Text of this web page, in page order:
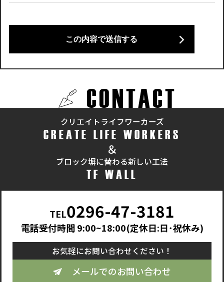
CONTACT
クリエイトライフワーカーズ
CREATE LIFE WORKERS
＆
ブロック塀に替わる新しい工法
TF WALL
TEL0296-47-3181
電話受付時間 9:00~18:00(定休日:日･祝休み)
お気軽にお問い合わせください！
メールでのお問い合わせ